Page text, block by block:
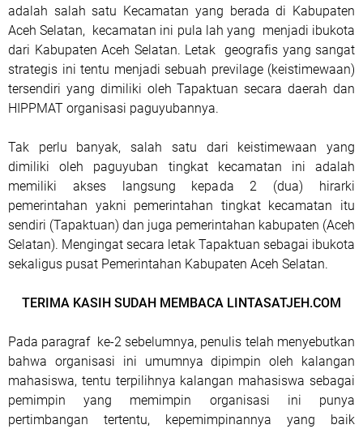
adalah salah satu Kecamatan yang berada di Kabupaten
Aceh Selatan, kecamatan ini pula lah yang menjadi ibukota
dari Kabupaten Aceh Selatan. Letak geografis yang sangat
strategis ini tentu menjadi sebuah previlage (keistimewaan)
tersendiri yang dimiliki oleh Tapaktuan secara daerah dan
HIPPMAT organisasi paguyubannya.
Tak perlu banyak, salah satu dari keistimewaan yang
dimiliki oleh paguyuban tingkat kecamatan ini adalah
memiliki akses langsung kepada 2 (dua) hirarki
pemerintahan yakni pemerintahan tingkat kecamatan itu
sendiri (Tapaktuan) dan juga pemerintahan kabupaten (Aceh
Selatan). Mengingat secara letak Tapaktuan sebagai ibukota
sekaligus pusat Pemerintahan Kabupaten Aceh Selatan.
TERIMA KASIH SUDAH MEMBACA LINTASATJEH.COM
Pada paragraf ke-2 sebelumnya, penulis telah menyebutkan
bahwa organisasi ini umumnya dipimpin oleh kalangan
mahasiswa, tentu terpilihnya kalangan mahasiswa sebagai
pemimpin yang memimpin organisasi ini punya
pertimbangan tertentu, kepemimpinannya yang baik